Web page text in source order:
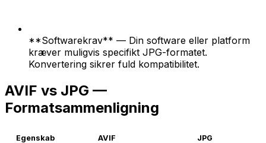
**Softwarekrav** — Din software eller platform
kræver muligvis specifikt JPG-formatet.
Konvertering sikrer fuld kompatibilitet.
AVIF vs JPG —
Formatsammenligning
Egenskab AVIF JPG